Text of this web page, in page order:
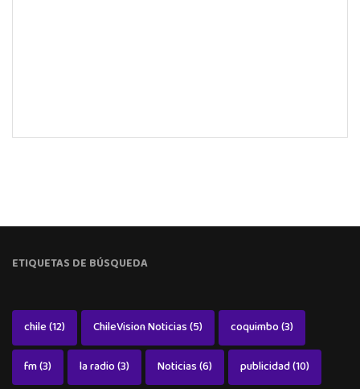
ETIQUETAS DE BÚSQUEDA
chile(12) ChileVision Noticias(5) coquimbo(3)
fm(3) la radio(3) Noticias(6) publicidad(10)